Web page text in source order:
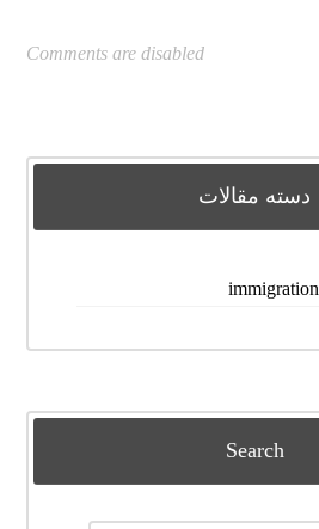
Comments are disabled
دسته مقالات
immigration
Search